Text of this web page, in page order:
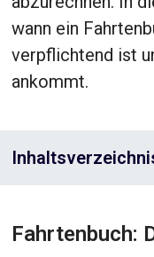
wann ein
verpflichtend ist
ankommt.
Fahrtenbuch: